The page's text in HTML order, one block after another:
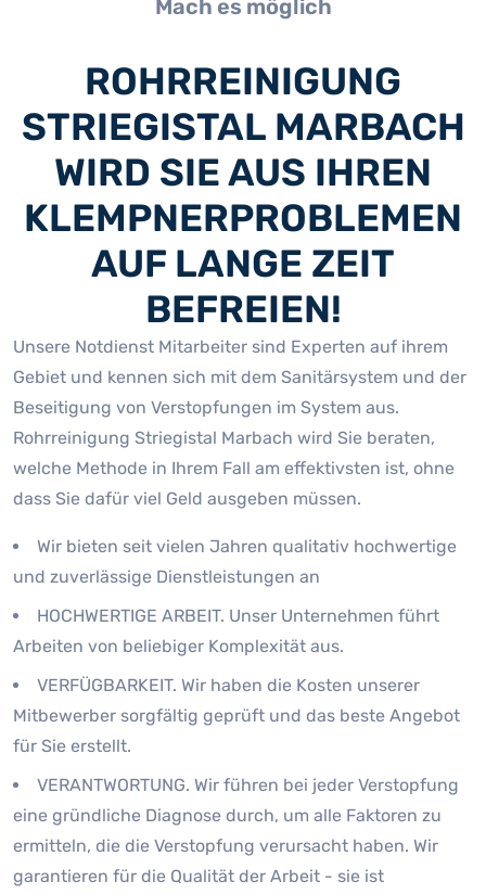
Mach es möglich
ROHRREINIGUNG
STRIEGISTAL MARBACH
WIRD SIE AUS IHREN
KLEMPNERPROBLEMEN
AUF LANGE ZEIT
BEFREIEN!
Unsere Notdienst Mitarbeiter sind Experten auf ihrem
Gebiet und kennen sich mit dem Sanitärsystem und der
Beseitigung von Verstopfungen im System aus.
Rohrreinigung Striegistal Marbach wird Sie beraten,
welche Methode in Ihrem Fall am effektivsten ist, ohne
dass Sie dafür viel Geld ausgeben müssen.
Wir bieten seit vielen Jahren qualitativ hochwertige
und zuverlässige Dienstleistungen an
HOCHWERTIGE ARBEIT. Unser Unternehmen führt
Arbeiten von beliebiger Komplexität aus.
VERFÜGBARKEIT. Wir haben die Kosten unserer
Mitbewerber sorgfältig geprüft und das beste Angebot
für Sie erstellt.
VERANTWORTUNG. Wir führen bei jeder Verstopfung
eine gründliche Diagnose durch, um alle Faktoren zu
ermitteln, die die Verstopfung verursacht haben. Wir
garantieren für die Qualität der Arbeit - sie ist